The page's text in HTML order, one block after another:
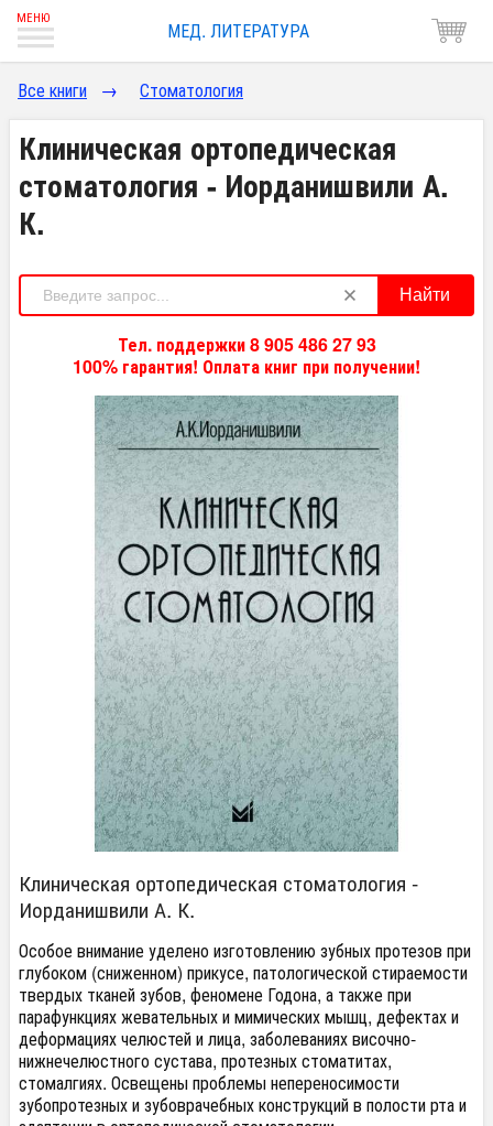
МЕД. ЛИТЕРАТУРА
Все книги → Стоматология
Клиническая ортопедическая
стоматология - Иорданишвили А.
К.
Найти
Тел. поддержки 8 905 486 27 93
100% гарантия! Оплата книг при получении!
Клиническая ортопедическая стоматология -
Иорданишвили А. К.
Особое внимание уделено изготовлению зубных протезов при
глубоком (сниженном) прикусе, патологической стираемости
твердых тканей зубов, феномене Годона, а также при
парафункциях жевательных и мимических мышц, дефектах и
деформациях челюстей и лица, заболеваниях височно-
нижнечелюстного сустава, протезных стоматитах,
стомалгиях. Освещены проблемы непереносимости
зубопротезных и зубоврачебных конструкций в полости рта и